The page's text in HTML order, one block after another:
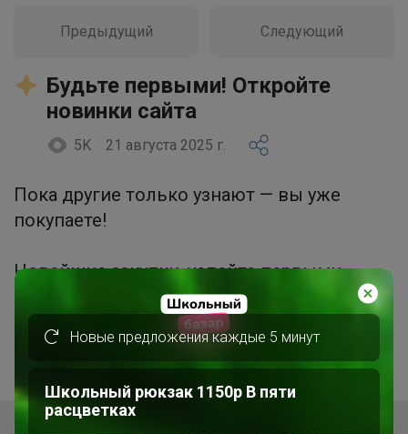
Предыдущий Следующий
Будьте первыми! Откройте
новинки сайта
5K 21 августа 2025 г.
Пока другие только узнают — вы уже
покупаете!
Новейшие закупки, успейте первыми
выбрать лучшее.
Откройте для себя новые предложения
Новые предложения каждые 5 минут
Школьный рюкзак 1150р В пяти
расцветках